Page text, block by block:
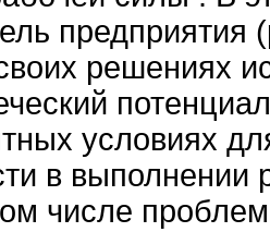
предприятия
решениях
условиях
в выполнении
числе